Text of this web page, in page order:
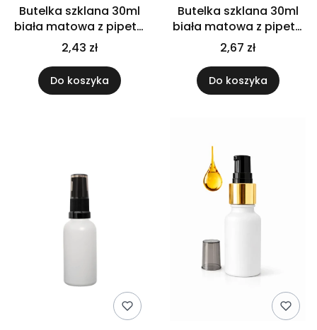
Butelka szklana 30ml
biała matowa z pipetą
złoto białą
2,43 zł
Do koszyka
Butelka szklana 30ml
biała matowa z pipetą
złoto czarną
2,67 zł
Do koszyka